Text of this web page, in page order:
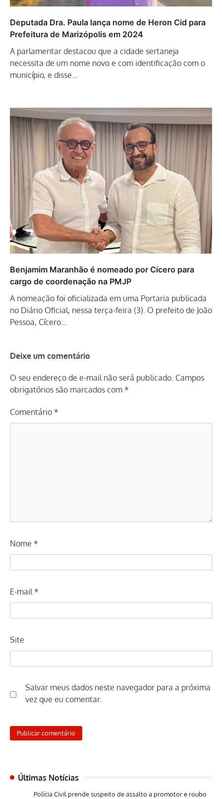
Deputada Dra. Paula lança nome de Heron Cid para
Prefeitura de Marizópolis em 2024
A parlamentar destacou que a cidade sertaneja
necessita de um nome novo e com identificação com o
município, e disse…
Benjamim Maranhão é nomeado por Cícero para
cargo de coordenação na PMJP
A nomeação foi oficializada em uma Portaria publicada
no Diário Oficial, nessa terça-feira (3). O prefeito de João
Pessoa, Cícero…
Deixe um comentário
O seu endereço de e-mail não será publicado. Campos
obrigatórios são marcados com *
Comentário *
Nome *
E-mail *
Site
Salvar meus dados neste navegador para a próxima
vez que eu comentar.
Últimas Notícias
Polícia Civil prende suspeito de assalto a promotor e roubo